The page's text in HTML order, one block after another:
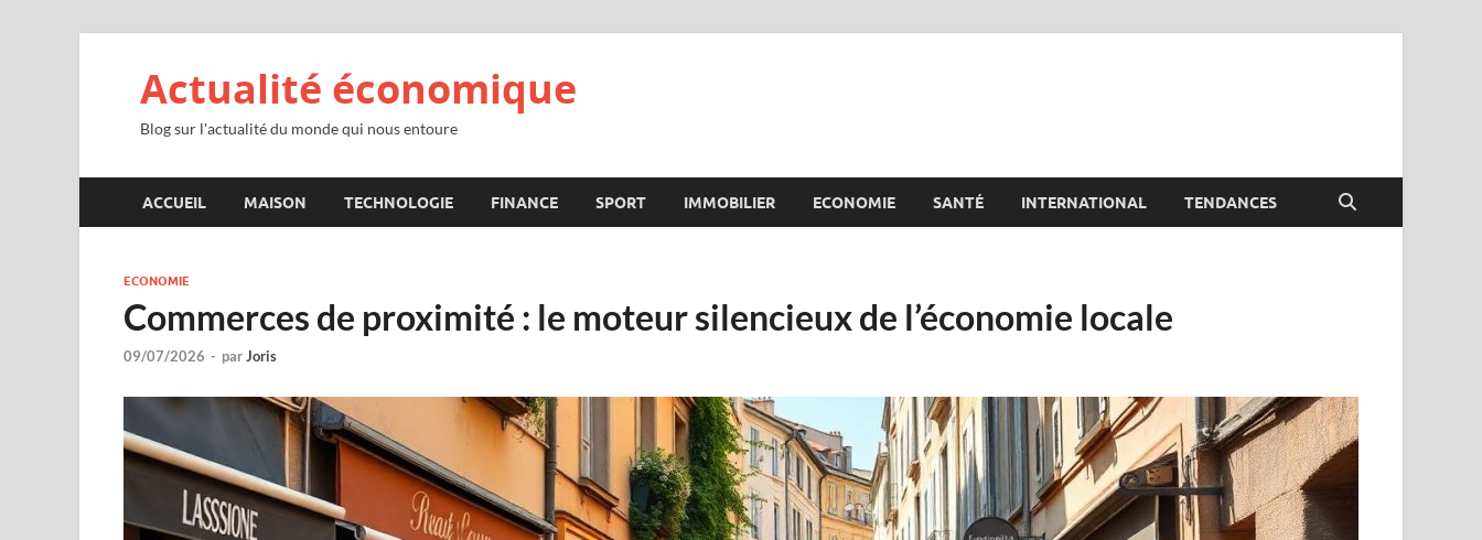
Actualité économique
Blog sur l'actualité du monde qui nous entoure
ACCUEIL MAISON TECHNOLOGIE FINANCE SPORT IMMOBILIER ECONOMIE SANTÉ INTERNATIONAL TENDANCES
ECONOMIE
Commerces de proximité : le moteur silencieux de l’économie locale
09/07/2026 - parJoris